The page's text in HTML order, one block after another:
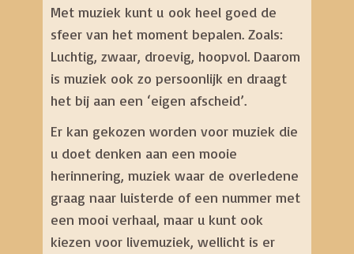
Met muziek kunt u ook heel goed de
sfeer van het moment bepalen. Zoals:
Luchtig, zwaar, droevig, hoopvol. Daarom
is muziek ook zo persoonlijk en draagt
het bij aan een ‘eigen afscheid’.
Er kan gekozen worden voor muziek die
u doet denken aan een mooie
herinnering, muziek waar de overledene
graag naar luisterde of een nummer met
een mooi verhaal, maar u kunt ook
kiezen voor livemuziek, wellicht is er